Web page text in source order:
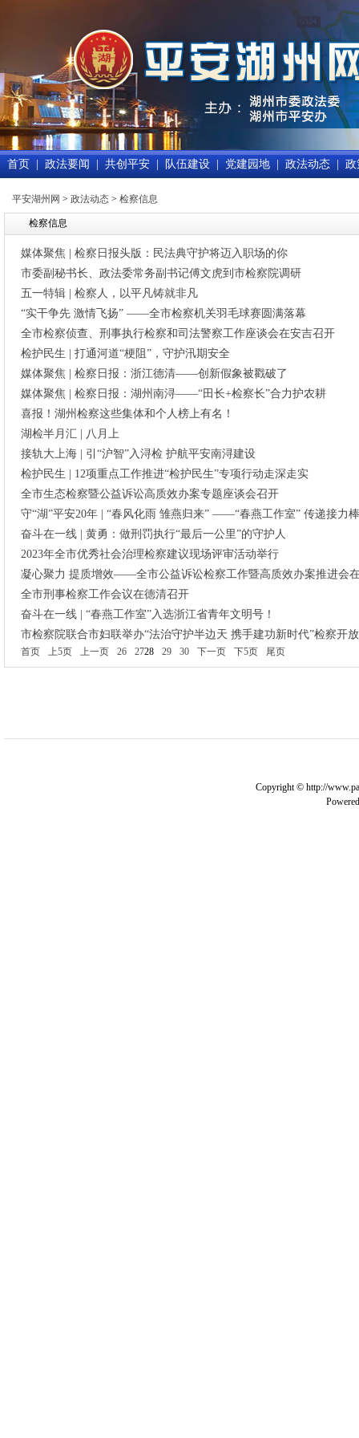
首页 政法要闻 共创平安 队伍建设 党建园地 政法动态 政
平安湖州网 > 政法动态 > 检察信息
检察信息
媒体聚焦 | 检察日报头版：民法典守护将迈入职场的你
市委副秘书长、政法委常务副书记傅文虎到市检察院调研
五一特辑 | 检察人，以平凡铸就非凡
“实干争先 激情飞扬” ——全市检察机关羽毛球赛圆满落幕
全市检察侦查、刑事执行检察和司法警察工作座谈会在安吉召开
检护民生 | 打通河道“梗阻”，守护汛期安全
媒体聚焦 | 检察日报：浙江德清——创新假象被戳破了
媒体聚焦 | 检察日报：湖州南浔——“田长+检察长”合力护农耕
喜报！湖州检察这些集体和个人榜上有名！
湖检半月汇 | 八月上
接轨大上海 | 引“沪智”入浔检 护航平安南浔建设
检护民生 | 12项重点工作推进“检护民生”专项行动走深走实
全市生态检察暨公益诉讼高质效办案专题座谈会召开
守“湖”平安20年 | “春风化雨 雏燕归来” ——“春燕工作室” 传递接力
奋斗在一线 | 黄勇：做刑罚执行“最后一公里”的守护人
2023年全市优秀社会治理检察建议现场评审活动举行
凝心聚力 提质增效——全市公益诉讼检察工作暨高质效办案推进会
全市刑事检察工作会议在德清召开
奋斗在一线 | “春燕工作室”入选浙江省青年文明号！
市检察院联合市妇联举办“法治守护半边天 携手建功新时代”检察开
首页 上5页 上一页 26 2728 29 30 下一页 下5页 尾页
Copyright © http://